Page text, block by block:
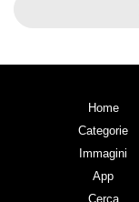
Home
Categorie
Immagini
App
Cerca